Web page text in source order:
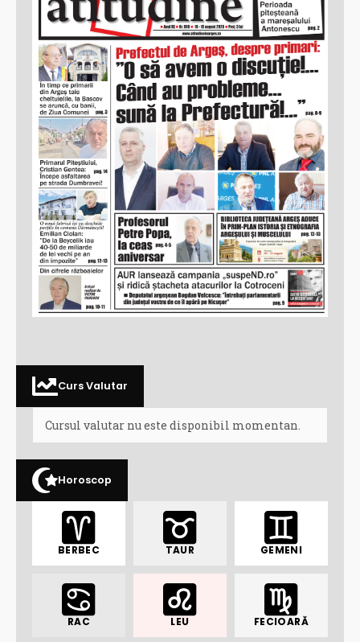
Curs Valutar
Cursul valutar nu este disponibil momentan.
Horoscop
BERBEC TAUR GEMENI
RAC LEU FECIOARĂ